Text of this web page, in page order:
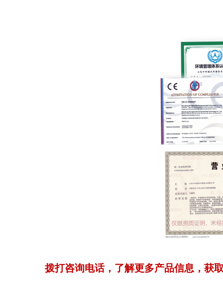
拨打咨询电话，了解更多产品信息，获